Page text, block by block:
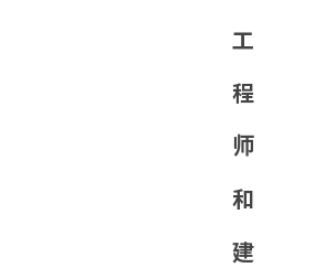
工
程
师
和
建